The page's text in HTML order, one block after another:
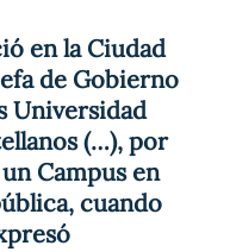
en la Ciudad
de Gobierno
Universidad
(…), por
Campus en
cuando